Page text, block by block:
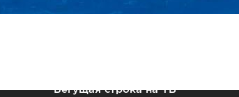
Бегущая строка на ТВ